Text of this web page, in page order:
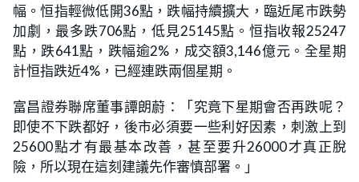
幅。恒指輕微低開36點，跌幅持續擴大，臨近尾市跌勢
加劇，最多跌706點，低見25145點。恒指收報25247
點，跌641點，跌幅逾2%，成交額3,146億元。全星期
計恒指跌近4%，已經連跌兩個星期。
富昌證券聯席董事譚朗蔚：「究竟下星期會否再跌呢？
即使不下跌都好，後市必須要一些利好因素，刺激上到
25600點才有最基本改善，甚至要升26000才真正脫
險，所以現在這刻建議先作審慎部署。」